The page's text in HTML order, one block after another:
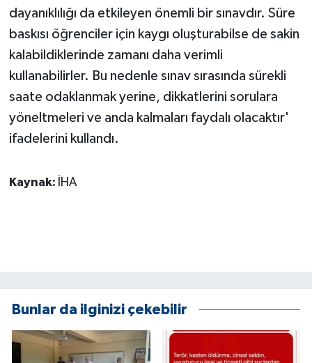
dayanıklılığı da etkileyen önemli bir sınavdır. Süre
baskısı öğrenciler için kaygı oluşturabilse de sakin
kalabildiklerinde zamanı daha verimli
kullanabilirler. Bu nedenle sınav sırasında sürekli
saate odaklanmak yerine, dikkatlerini sorulara
yöneltmeleri ve anda kalmaları faydalı olacaktır'
ifadelerini kullandı.
Kaynak: İHA
Bunlar da ilginizi çekebilir